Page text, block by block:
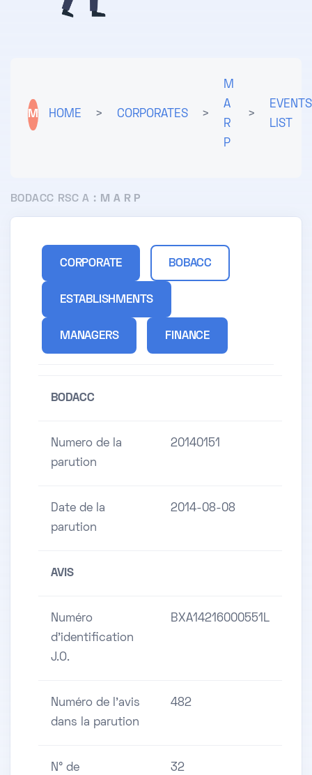
M HOME > CORPORATES >
M
A
R
P
>
EVENTS
LIST
BODACC RSC A : M A R P
CORPORATE BOBACC
ESTABLISHMENTS
MANAGERS FINANCE
BODACC
Numero de la
parution
20140151
Date de la
parution
2014-08-08
AVIS
Numéro
d'identification
J.O.
BXA14216000551L
Numéro de l'avis
dans la parution
482
N° de 32